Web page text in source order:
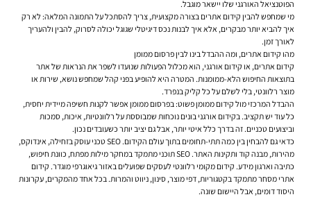
הפוטנציאל האורגני שלו יישאר מוגבל.
מי שמחפש להבין קידום אתרים בצורה מקצועית, צריך להסתכל על התמונה המלאה: לא רק
איך להביא יותר מבקרים, אלא איך לבנות נכס דיגיטלי שגוגל יכולה לסרוק, להבין ולהעריך
לאורך זמן.
מהו קידום אתרים, ומה ההבדל בינו לבין פרסום ממומן
קידום אתרים, או קידום אורגני, הוא מכלול הפעולות שנועדו לשפר את הנראות של אתר
בתוצאות החיפוש הלא-ממומנות. המטרה היא להופיע בפני קהל שמחפש נושא, שירות או
מוצר רלוונטי, בלי לשלם על כל קליק בנפרד.
ההבדל המרכזי מול קידום ממומן פשוט: בפרסום ממומן אפשר לקנות חשיפה מיידית יחסית,
כל עוד יש תקציב. בקידום אורגני בונים נוכחות שמבוססת על רלוונטיות, איכות, סמכות
וביצועים טכניים. זה בדרך כלל איטי יותר, אבל גם יציב יותר כשעובדים נכון.
כדאי גם להבחין בין כמה תתי-תחומים בתוך עולם הקידום. SEO טכני עוסק בזחילה, אינדוקס,
מהירות, מבנה קוד ותקינות האתר. SEO תוכני מתמקד במחקר מילות מפתח, כוונת חיפוש,
כתיבה וארגון מידע. קידום מקומי רלוונטי לעסקים שפועלים באזור גיאוגרפי מוגדר. קידום
אתרי מסחר מתמקד בקטגוריות, דפי מוצר, סינון, ניווט והמרות. בכל אחד מהמקרים, עקרונות
היסוד דומים, אבל היישום שונה.